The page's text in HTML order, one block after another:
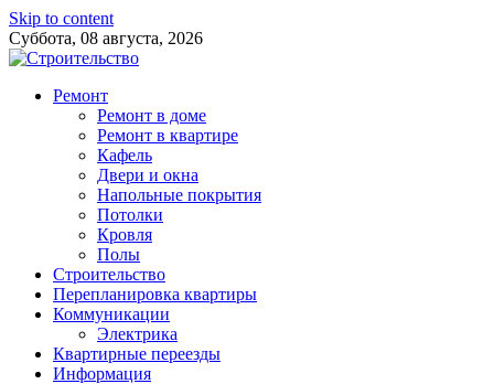
Skip to content
Суббота, 08 августа, 2026
Ремонт
Ремонт в доме
Ремонт в квартире
Кафель
Двери и окна
Напольные покрытия
Потолки
Кровля
Полы
Строительство
Перепланировка квартиры
Коммуникации
Электрика
Квартирные переезды
Информация